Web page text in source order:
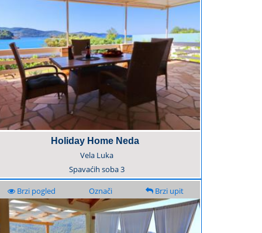
Holiday Home Neda
Vela Luka
Spavaćih soba3
Brzi pogled Označi Brzi upit